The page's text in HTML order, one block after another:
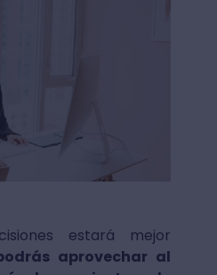
estará mejor
aprovechar al